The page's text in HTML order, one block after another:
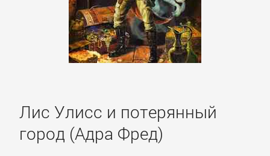
Лис Улисс и потерянный
город (Адра Фред)
ПОЭЗИЯ
Драматургия